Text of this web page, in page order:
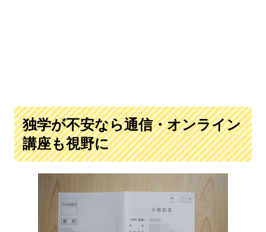
独学が不安なら通信・オンライン
講座も視野に